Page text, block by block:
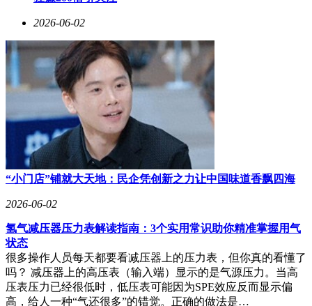
2026-06-02
“小门店”铺就大天地：民企凭创新之力让中国味道香飘四海
2026-06-02
氢气减压器压力表解读指南：3个实用常识助你精准掌握用气
状态
很多操作人员每天都要看减压器上的压力表，但你真的看懂了
吗？ 减压器上的高压表（输入端）显示的是气源压力。当高
压表压力已经很低时，低压表可能因为SPE效应反而显示偏
高，给人一种“气还很多”的错觉。正确的做法是…